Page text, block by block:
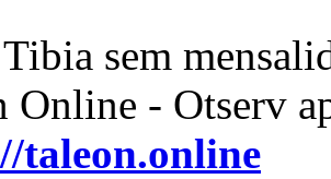
sem
Online - Otserv
taleon.online